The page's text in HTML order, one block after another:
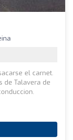
el carnet.
de Talavera de